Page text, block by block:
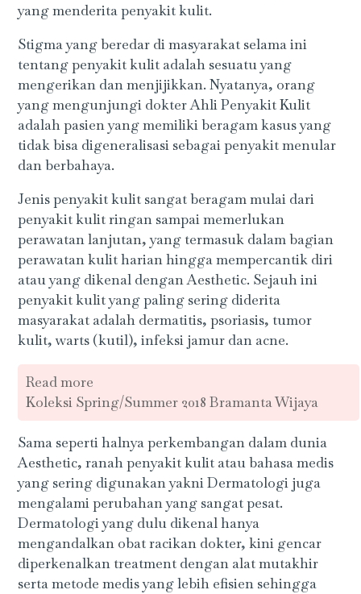
yang menderita penyakit kulit.
Stigma yang beredar di masyarakat selama ini
tentang penyakit kulit adalah sesuatu yang
mengerikan dan menjijikkan. Nyatanya, orang
yang mengunjungi dokter Ahli Penyakit Kulit
adalah pasien yang memiliki beragam kasus yang
tidak bisa digeneralisasi sebagai penyakit menular
dan berbahaya.
Jenis penyakit kulit sangat beragam mulai dari
penyakit kulit ringan sampai memerlukan
perawatan lanjutan, yang termasuk dalam bagian
perawatan kulit harian hingga mempercantik diri
atau yang dikenal dengan Aesthetic. Sejauh ini
penyakit kulit yang paling sering diderita
masyarakat adalah dermatitis, psoriasis, tumor
kulit, warts (kutil), infeksi jamur dan acne.
Read more
Koleksi Spring/Summer 2018 Bramanta Wijaya
Sama seperti halnya perkembangan dalam dunia
Aesthetic, ranah penyakit kulit atau bahasa medis
yang sering digunakan yakni Dermatologi juga
mengalami perubahan yang sangat pesat.
Dermatologi yang dulu dikenal hanya
mengandalkan obat racikan dokter, kini gencar
diperkenalkan treatment dengan alat mutakhir
serta metode medis yang lebih efisien sehingga